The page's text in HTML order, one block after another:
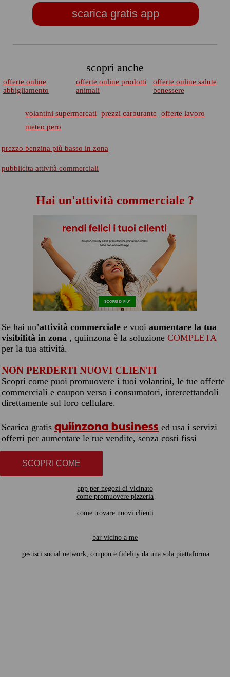
scarica gratis app
scopri anche
offerte online
abbigliamento
offerte online prodotti
animali
offerte online salute
benessere
volantini supermercati prezzi carburante
offerte lavoro
meteo pero
prezzo benzina più basso in zona
pubblicita attività commerciali
Hai un'attività commerciale ?
Se hai un’attività commerciale e vuoi aumentare la tua
visibilità in zona , quiinzona è la soluzione COMPLETA
per la tua attività.
NON PERDERTI NUOVI CLIENTI
Scopri come puoi promuovere i tuoi volantini, le tue offerte
commerciali e coupon verso i consumatori, intercettandoli
direttamente sul loro cellulare.
Scarica gratis quiinzona business ed usa i servizi
offerti per aumentare le tue vendite, senza costi fissi
SCOPRI COME
app per negozi di vicinato
come promuovere pizzeria
come trovare nuovi clienti
bar vicino a me
gestisci social network, coupon e fidelity da una sola piattaforma